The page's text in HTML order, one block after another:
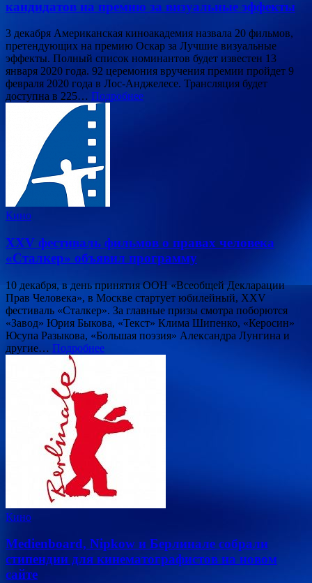
кандидатов на премию за визуальные эффекты
3 декабря Американская киноакадемия назвала 20 фильмов,
претендующих на премию Оскар за Лучшие визуальные
эффекты. Полный список номинантов будет известен 13
января 2020 года. 92 церемония вручения премии пройдет 9
февраля 2020 года в Лос-Анджелесе. Трансляция будет
доступна в 225… Подробнее
Кино
XXV фестиваль фильмов о правах человека
«Сталкер» объявил программу
10 декабря, в день принятия ООН «Всеобщей Декларации
Прав Человека», в Москве стартует юбилейный, XXV
фестиваль «Сталкер». За главные призы смотра поборются
«Завод» Юрия Быкова, «Текст» Клима Шипенко, «Керосин»
Юсупа Разыкова, «Большая поэзия» Александра Лунгина и
другие… Подробнее
Кино
Medienboard, Nipkow и Берлинале собрали
стипендии для кинематографистов на новом
сайте